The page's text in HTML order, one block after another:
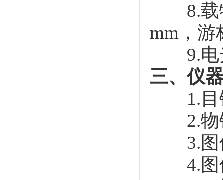
8.载
mm，游
9.电光
三、仪
1.目镜
2.物镜
3.图
4.图